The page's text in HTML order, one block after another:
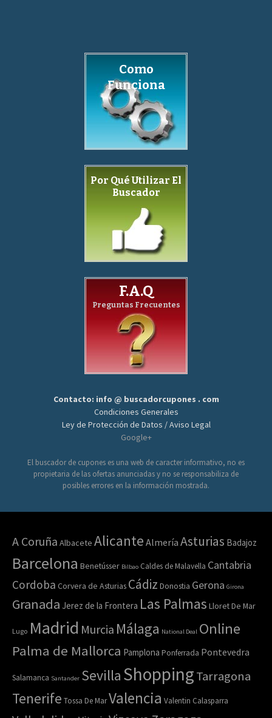
Como
Funciona
Por Qué Utilizar El
Buscador
F.A.Q
Preguntas Frecuentes
Contacto: info @ buscadorcupones . com
Condiciones Generales
Ley de Protección de Datos / Aviso Legal
Google+
El buscador de cupones es una web de caracter informativo, no es
propietaria de las ofertas anunciadas y no se responsabiliza de
posibles errores en la información mostrada.
A Coruña Albacete Alicante Almería Asturias Badajoz
Barcelona Benetússer Bilbao Caldes de Malavella Cantabria
Cordoba Corvera de Asturias Cádiz Donostia Gerona Girona
Granada Jerez de la Frontera Las Palmas Lloret De Mar
Lugo Madrid Murcia Málaga National Deal Online
Palma de Mallorca Pamplona Ponferrada Pontevedra
Salamanca Santander Sevilla ShoppingTarragona
Tenerife Tossa De MarValencia Valentin Calasparra